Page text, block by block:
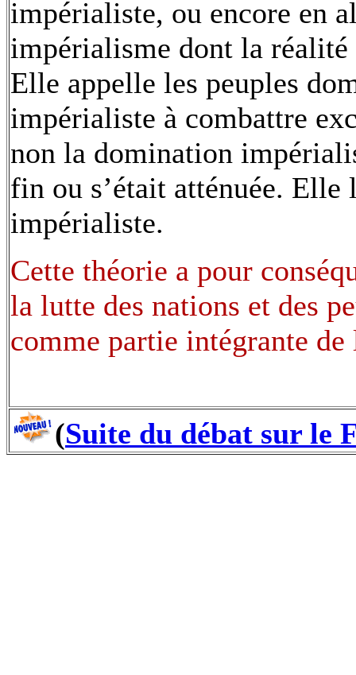
impérialiste, ou encore en
impérialisme dont la réalité
Elle appelle les peuples
impérialiste à combattre
non la domination
fin ou s’était atténuée.
impérialiste.
Cette théorie a pour
la lutte des nations et des
comme partie intégrante
(Suite du débat sur le